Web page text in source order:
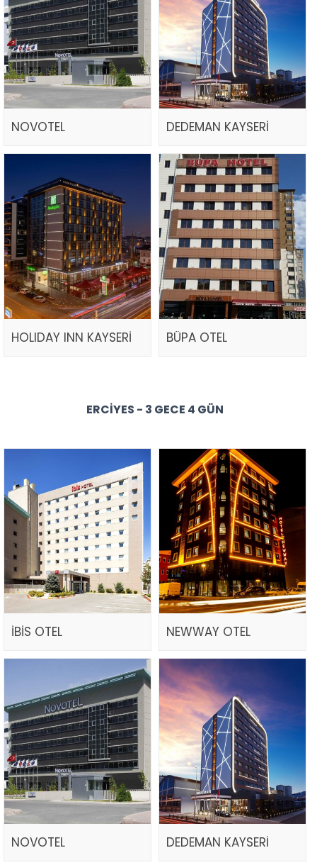
NOVOTEL DEDEMAN KAYSERİ
HOLIDAY INN KAYSERİ BÜPA OTEL
ERCIYES - 3 GECE 4 GÜN
İBİS OTEL NEWWAY OTEL
NOVOTEL DEDEMAN KAYSERİ